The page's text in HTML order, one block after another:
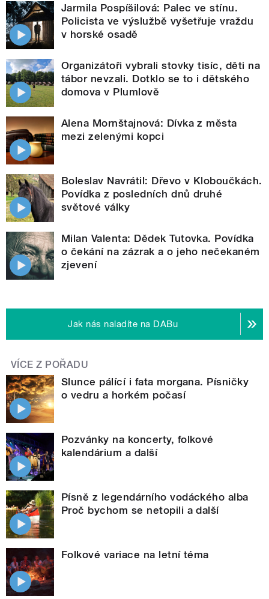
Jarmila Pospíšilová: Palec ve stínu.
Policista ve výslužbě vyšetřuje vraždu
v horské osadě
Organizátoři vybrali stovky tisíc, děti na
tábor nevzali. Dotklo se to i dětského
domova v Plumlově
Alena Mornštajnová: Dívka z města
mezi zelenými kopci
Boleslav Navrátil: Dřevo v Kloboučkách.
Povídka z posledních dnů druhé
světové války
Milan Valenta: Dědek Tutovka. Povídka
o čekání na zázrak a o jeho nečekaném
zjevení
Jak nás naladíte na DABu
VÍCE Z POŘADU
Slunce pálící i fata morgana. Písničky
o vedru a horkém počasí
Pozvánky na koncerty, folkové
kalendárium a další
Písně z legendárního vodáckého alba
Proč bychom se netopili a další
Folkové variace na letní téma